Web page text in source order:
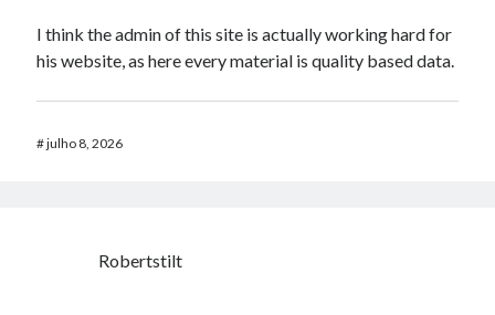
I think the admin of this site is actually working hard for
his website, as here every material is quality based data.
#julho 8, 2026
Robertstilt